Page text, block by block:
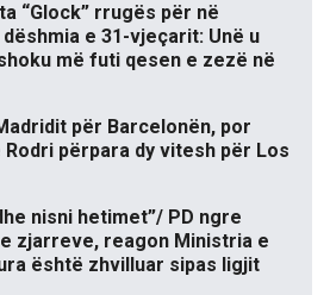
“Glock” rrugës për në
e 31-vjeçarit: Unë u
më futi qesen e zezë në
për Barcelonën, por
përpara dy vitesh për Los
nisni hetimet”/ PD ngre
zjarreve, reagon Ministria e
është zhvilluar sipas ligjit